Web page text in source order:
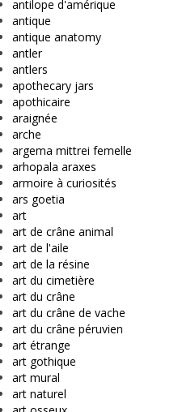
antilope d'amérique
antique
antique anatomy
antler
antlers
apothecary jars
apothicaire
araignée
arche
argema mittrei femelle
arhopala araxes
armoire à curiosités
ars goetia
art
art de crâne animal
art de l'aile
art de la résine
art du cimetière
art du crâne
art du crâne de vache
art du crâne péruvien
art étrange
art gothique
art mural
art naturel